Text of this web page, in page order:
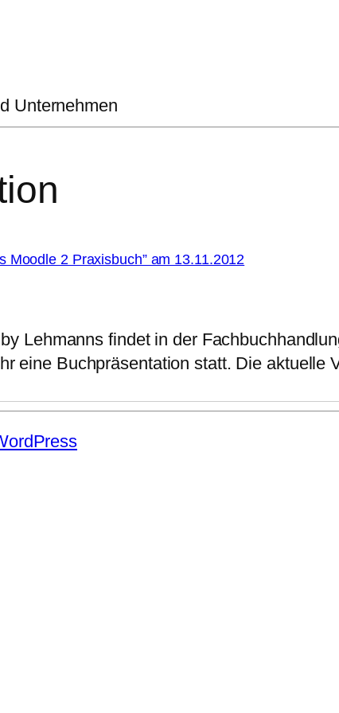
Unternehmen
Moodle 2 Praxisbuch” am 13.11.2012
Lehmanns findet in der
eine Buchpräsentation statt. Die aktuelle